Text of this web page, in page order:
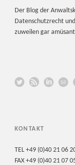
Der Blog der
Datenschutzrecht
zuweilen gar
KONTAKT
TEL +49 (0)40 21 06
FAX +49 (0)40 21 07